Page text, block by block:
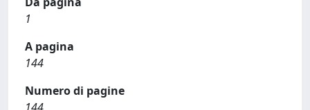
1
A pagina
144
Numero di pagine